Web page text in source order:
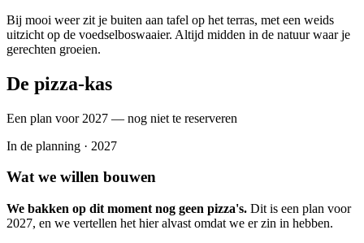
Bij mooi weer zit je buiten aan tafel op het terras, met een weids
uitzicht op de voedselboswaaier. Altijd midden in de natuur waar je
gerechten groeien.
De pizza-kas
Een plan voor 2027 — nog niet te reserveren
In de planning · 2027
Wat we willen bouwen
We bakken op dit moment nog geen pizza's. Dit is een plan voor
2027, en we vertellen het hier alvast omdat we er zin in hebben.